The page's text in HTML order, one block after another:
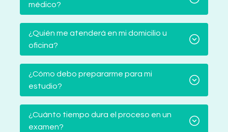
médico?
¿Quién me atenderá en mi domicilio u
oficina?
¿Cómo debo prepararme para mi
estudio?
¿Cuánto tiempo dura el proceso en un
examen?